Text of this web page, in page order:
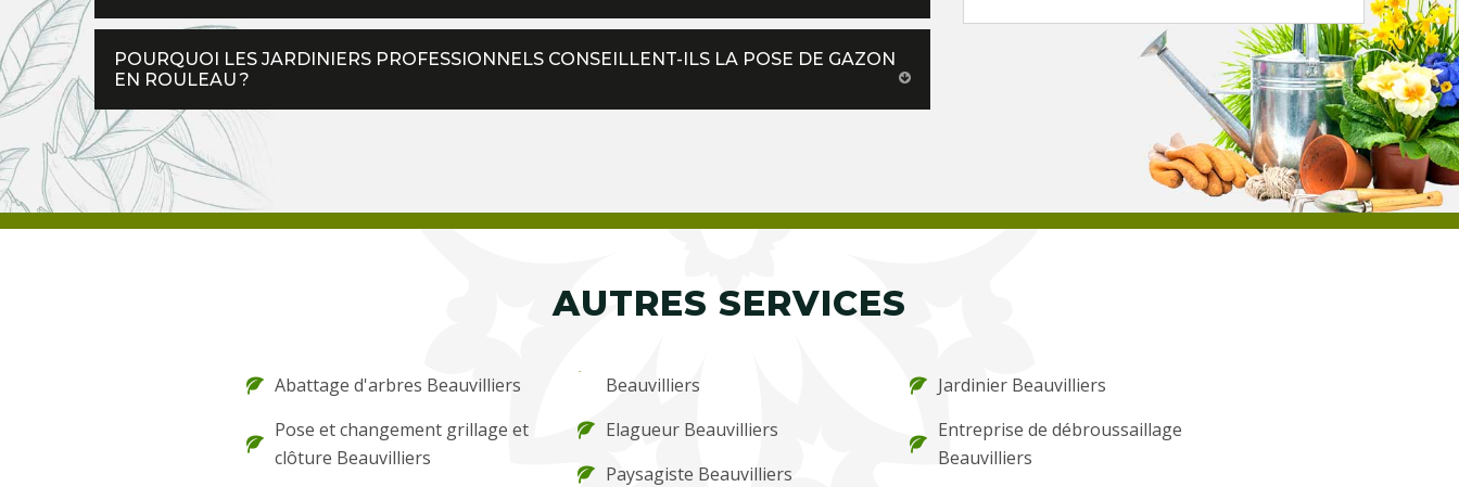
POURQUOI LES JARDINIERS PROFESSIONNELS CONSEILLENT-ILS LA POSE DE GAZON
EN ROULEAU ?
AUTRES SERVICES
Abattage d'arbres Beauvilliers
Pose et changement grillage et
clôture Beauvilliers
Beauvilliers
Elagueur Beauvilliers
Paysagiste Beauvilliers
Jardinier Beauvilliers
Entreprise de débroussaillage
Beauvilliers